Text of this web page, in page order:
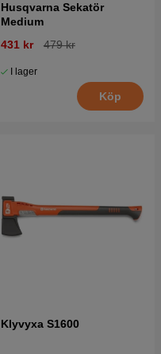
Husqvarna Sekatör
Medium
431 kr
479 kr
I lager
Köp
Klyvyxa S1600